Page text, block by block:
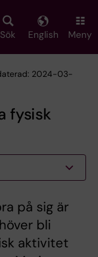
Sök English Meny
2024-03-
fysisk
på sig är
bli
aktivitet